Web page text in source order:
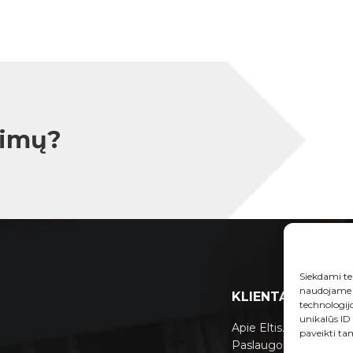
Siekdami
unikalūs
paveikti
KLIENTAMS
Apie Eltis.lt
Paslaugos